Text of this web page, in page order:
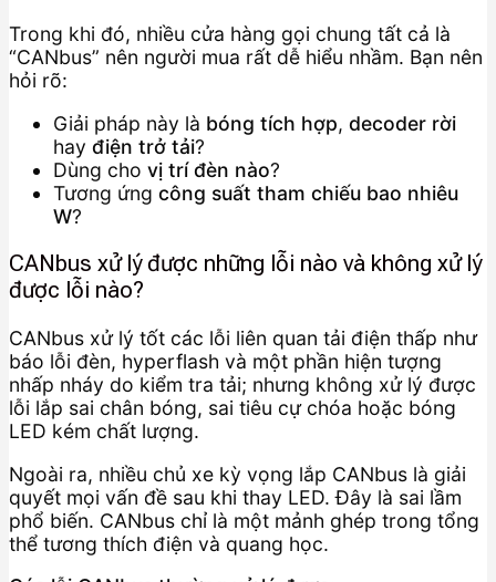
Trong khi đó, nhiều cửa hàng gọi chung tất cả là
“CANbus” nên người mua rất dễ hiểu nhầm. Bạn nên
hỏi rõ:
Giải pháp này là bóng tích hợp, decoder rời
hay điện trở tải?
Dùng cho vị trí đèn nào?
Tương ứng công suất tham chiếu bao nhiêu
W?
CANbus xử lý được những lỗi nào và không xử lý
được lỗi nào?
CANbus xử lý tốt các lỗi liên quan tải điện thấp như
báo lỗi đèn, hyperflash và một phần hiện tượng
nhấp nháy do kiểm tra tải; nhưng không xử lý được
lỗi lắp sai chân bóng, sai tiêu cự chóa hoặc bóng
LED kém chất lượng.
Ngoài ra, nhiều chủ xe kỳ vọng lắp CANbus là giải
quyết mọi vấn đề sau khi thay LED. Đây là sai lầm
phổ biến. CANbus chỉ là một mảnh ghép trong tổng
thể tương thích điện và quang học.